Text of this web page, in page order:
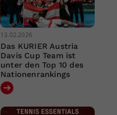
13.02.2026
Das KURIER Austria
Davis Cup Team ist
unter den Top 10 des
Nationenrankings